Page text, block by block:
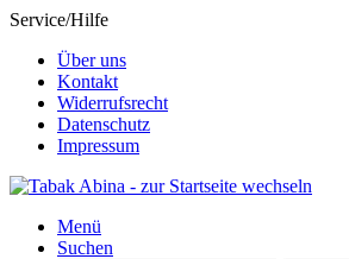
Service/Hilfe
Über uns
Kontakt
Widerrufsrecht
Datenschutz
Impressum
Menü
Suchen